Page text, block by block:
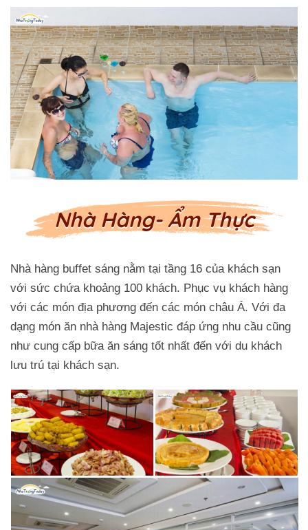
Nhà Hàng- Ẩm Thực
Nhà hàng buffet sáng nằm tại tầng 16 của khách sạn
với sức chứa khoảng 100 khách. Phục vụ khách hàng
với các món địa phương đến các món châu Á. Với đa
dạng món ăn nhà hàng Majestic đáp ứng nhu cầu cũng
như cung cấp bữa ăn sáng tốt nhất đến với du khách
lưu trú tại khách sạn.